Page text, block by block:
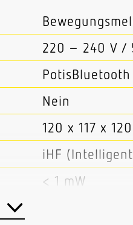
220 – 240 V /
PotisBluetooth
Nein
120 x 117 x
iHF
< 1 mW